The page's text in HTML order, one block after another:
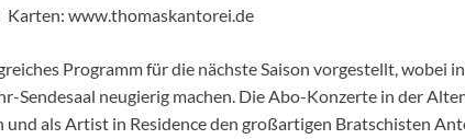
Karten: www.thomaskantorei.de
Programm für die nächste Saison vorgestellt, wobei
Sendesaal neugierig machen. Die Abo-Konzerte in der
und als Artist in Residence den großartigen Bratschisten